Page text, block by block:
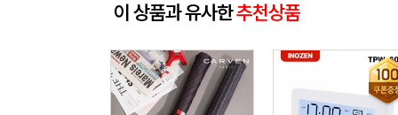
이 상품과 유사한추천상품